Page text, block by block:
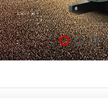
压力容器